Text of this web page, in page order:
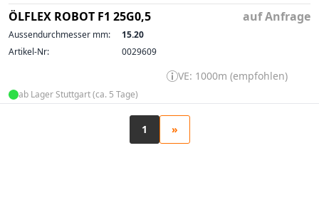
ÖLFLEX ROBOT F1 25G0,5 auf Anfrage
Aussendurchmesser mm:
15.20
Artikel-Nr:
0029609
VE: 1000m (empfohlen)
ab Lager Stuttgart (ca. 5 Tage)
1 »